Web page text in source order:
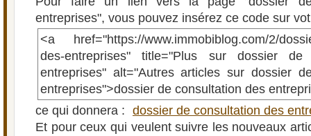
entreprises", vous pouvez insérez ce code sur
<a href="https://www.immobiblog.com/2/
des-entreprises" title="Plus sur dossier de
entreprises" alt="Autres articles sur dossier
entreprises">dossier de consultation des
ce qui donnera : dossier de consultation des
Et pour ceux qui veulent suivre les nouveaux